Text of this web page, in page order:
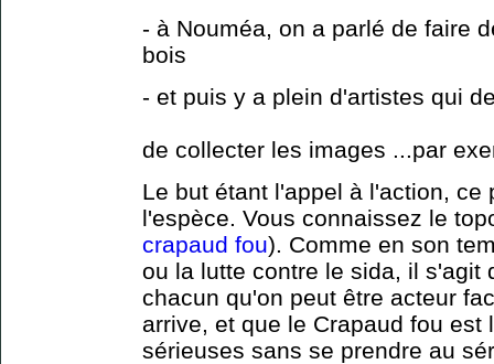
- à Nouméa, on a parlé de faire
bois
- et puis y a plein d'artistes qui
de collecter les images ...par
Le but étant l'appel à l'action, ce
l'espèce. Vous connaissez le
crapaud fou). Comme en son
ou la lutte contre le sida, il s'agit
chacun qu'on peut être acteur
arrive, et que le Crapaud fou est
sérieuses sans se prendre au